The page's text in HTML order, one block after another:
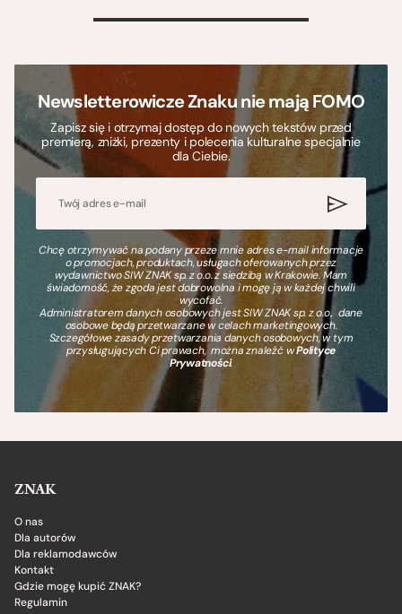
>
Newsletterowicze Znaku nie mają FOMO
Zapisz się i otrzymaj dostęp do nowych tekstów przed
premierą, zniżki, prezenty i polecenia kulturalne specjalnie
dla Ciebie.
Chcę otrzymywać na podany przeze mnie adres e-mail informacje
o promocjach, produktach, usługach oferowanych przez
wydawnictwo SIW ZNAK sp. z o.o. z siedzibą w Krakowie. Mam
świadomość, że zgoda jest dobrowolna i mogę ją w każdej chwili
wycofać.
Administratorem danych osobowych jest SIW ZNAK sp. z o.o., dane
osobowe będą przetwarzane w celach marketingowych.
Szczegółowe zasady przetwarzania danych osobowych, w tym
przysługujących Ci prawach, można znaleźć wPolityce
Prywatności.
ZNAK
O nas
Dla autorów
Dla reklamodawców
Kontakt
Gdzie mogę kupić ZNAK?
Regulamin